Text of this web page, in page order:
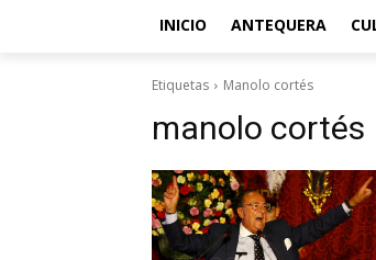
INICIO ANTEQUERA
Etiquetas Manolo cortés
manolo cortés